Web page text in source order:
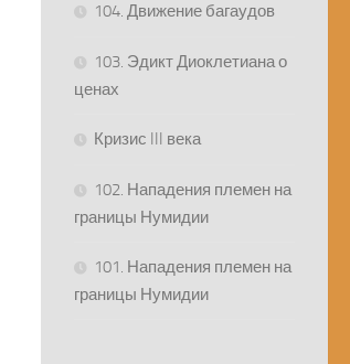
104. Движение багаудов
103. Эдикт Диоклетиана о
ценах
Кризис III века
102. Нападения племен на
границы Нумидии
101. Нападения племен на
границы Нумидии